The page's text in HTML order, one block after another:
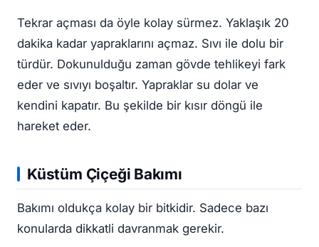
Tekrar açması da öyle kolay sürmez. Yaklaşık 20
dakika kadar yapraklarını açmaz. Sıvı ile dolu bir
türdür. Dokunulduğu zaman gövde tehlikeyi fark
eder ve sıvıyı boşaltır. Yapraklar su dolar ve
kendini kapatır. Bu şekilde bir kısır döngü ile
hareket eder.
Küstüm Çiçeği Bakımı
Bakımı oldukça kolay bir bitkidir. Sadece bazı
konularda dikkatli davranmak gerekir.